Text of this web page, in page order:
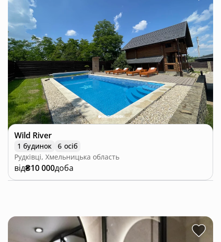
Wild River
1 будинок
6 осіб
Рудківці, Хмельницька область
від₴10 000доба